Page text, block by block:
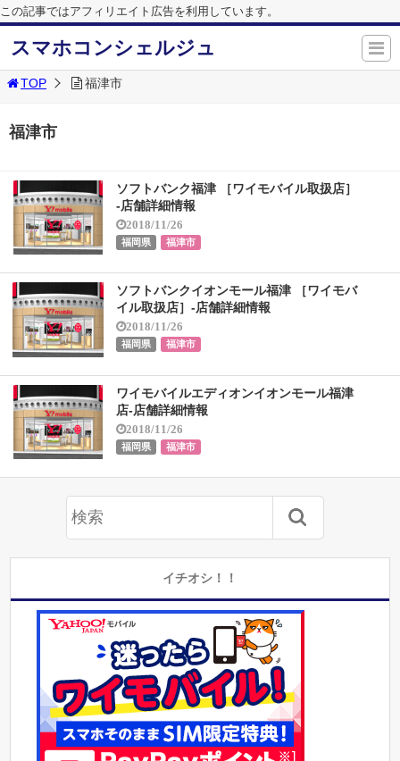
この記事ではアフィリエイト広告を利用しています。
スマホコンシェルジュ
TOP 福津市
福津市
ソフトバンク福津 ［ワイモバイル取扱店］
-店舗詳細情報
2018/11/26
福岡県 福津市
ソフトバンクイオンモール福津 ［ワイモバ
イル取扱店］-店舗詳細情報
2018/11/26
福岡県 福津市
ワイモバイルエディオンイオンモール福津
店-店舗詳細情報
2018/11/26
福岡県 福津市
イチオシ！！